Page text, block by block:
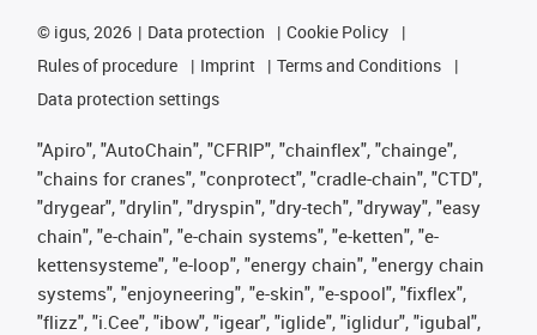
© igus, 2026 Data protection
Cookie Policy
Rules of procedure
Imprint
Terms and Conditions
Data protection settings
"Apiro", "AutoChain", "CFRIP", "chainflex", "chainge",
"chains for cranes", "conprotect", "cradle-chain", "CTD",
"drygear", "drylin", "dryspin", "dry-tech", "dryway", "easy
chain", "e-chain", "e-chain systems", "e-ketten", "e-
kettensysteme", "e-loop", "energy chain", "energy chain
systems", "enjoyneering", "e-skin", "e-spool", "fixflex",
"flizz", "i.Cee", "ibow", "igear", "iglide", "iglidur", "igubal",